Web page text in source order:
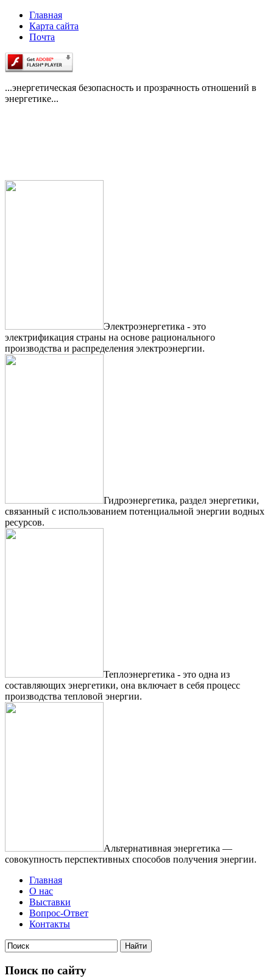
Главная
Карта сайта
Почта
...энергетическая безопасность и прозрачность отношений в
энергетике...
Электроэнергетика - это
электрификация страны на основе рационального
производства и распределения электроэнергии.
Гидроэнергетика, раздел энергетики,
связанный с использованием потенциальной энергии водных
ресурсов.
Теплоэнергетика - это одна из
составляющих энергетики, она включает в себя процесс
производства тепловой энергии.
Альтернативная энергетика —
совокупность перспективных способов получения энергии.
Главная
О нас
Выставки
Вопрос-Ответ
Контакты
Поиск по сайту